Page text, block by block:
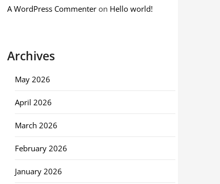
A WordPress Commenteron Hello world!
Archives
May 2026
April 2026
March 2026
February 2026
January 2026